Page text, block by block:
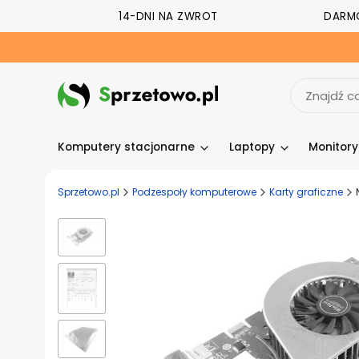
14-DNI NA ZWROT
Komputery stacjonarne Laptopy
Sprzetowo.pl Podzespoły komputerowe Karty graficzne